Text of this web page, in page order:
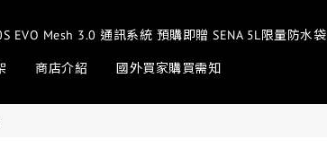
EVO Mesh 3.0 通訊系統 預購即贈 SENA 5L限量防水袋
商店介紹 國外買家購買需知